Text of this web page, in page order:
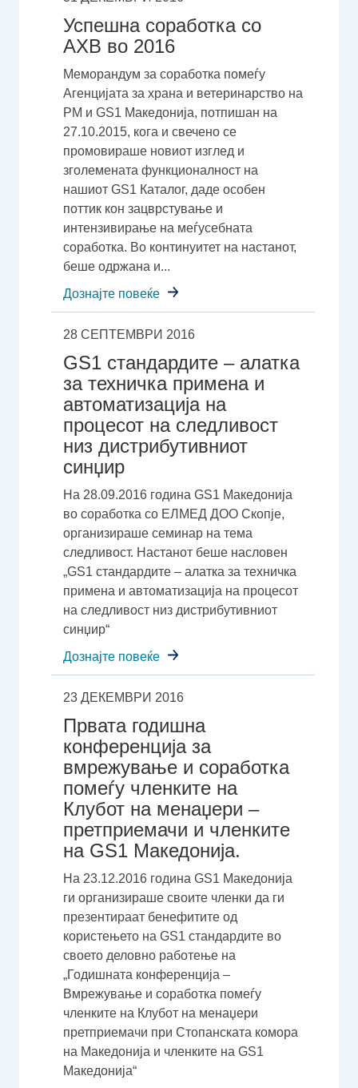
Успешна соработка со
АХВ во 2016
Меморандум за соработка помеѓу
Агенцијата за храна и ветеринарство на
РМ и GS1 Македонија, потпишан на
27.10.2015, кога и свечено се
промовираше новиот изглед и
зголемената функционалност на
нашиот GS1 Каталог, даде особен
поттик кон зацврстување и
интензивирање на меѓусебната
соработка. Во континуитет на настанот,
беше одржана и...
Дознајте повеќе
28 СЕПТЕМВРИ 2016
GS1 стандардите – алатка
за техничка примена и
автоматизација на
процесот на следливост
низ дистрибутивниот
синџир
На 28.09.2016 година GS1 Македонија
во соработка со ЕЛМЕД ДОО Скопје,
организираше семинар на тема
следливост. Настанот беше насловен
„GS1 стандардите – алатка за техничка
примена и автоматизација на процесот
на следливост низ дистрибутивниот
синџир“
Дознајте повеќе
23 ДЕКЕМВРИ 2016
Првата годишна
конференција за
вмрежување и соработка
помеѓу членките на
Клубот на менаџери –
претприемачи и членките
на GS1 Македонија.
На 23.12.2016 година GS1 Македонија
ги организираше своите членки да ги
презентираат бенефитите од
користењето на GS1 стандардите во
своето деловно работење на
„Годишната конференција –
Вмрежување и соработка помеѓу
членките на Клубот на менаџери
претприемачи при Стопанската комора
на Македонија и членките на GS1
Македонија“